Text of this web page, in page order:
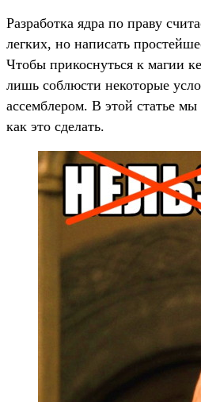
Разработка ядра по праву
легких, но написать
Чтобы прикоснуться к магии
лишь соблюсти некоторые
ассемблером. В этой статье мы
как это сделать.